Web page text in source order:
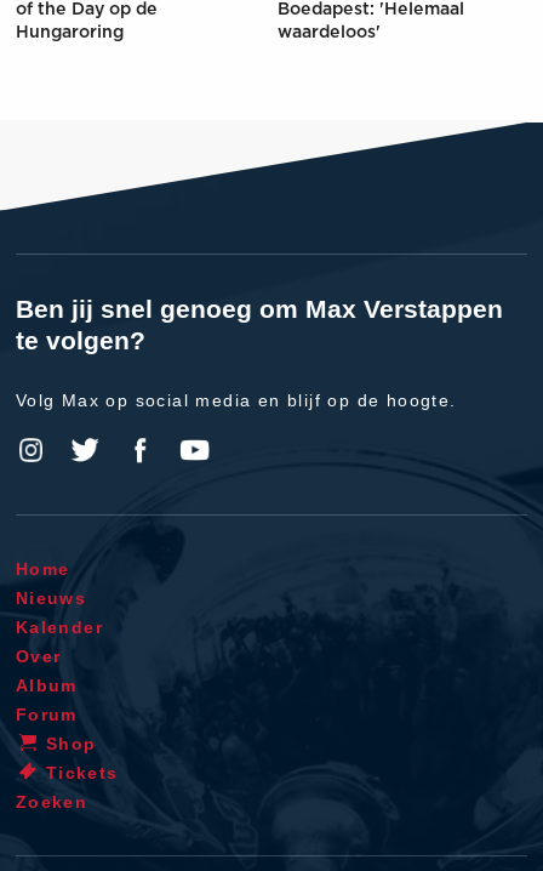
of the Day op de
Hungaroring
Boedapest: 'Helemaal
waardeloos'
Ben jij snel genoeg om Max Verstappen
te volgen?
Volg Max op social media en blijf op de hoogte.
Home
Nieuws
Kalender
Over
Album
Forum
Shop
Tickets
Zoeken